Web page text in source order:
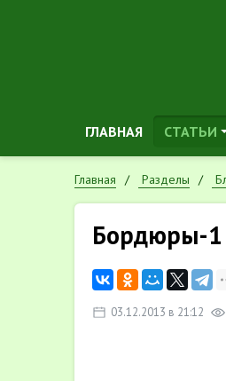
ГЛАВНАЯ СТАТЬИ
Главная Разделы
Бордюры-1
03.12.2013 в 21:12